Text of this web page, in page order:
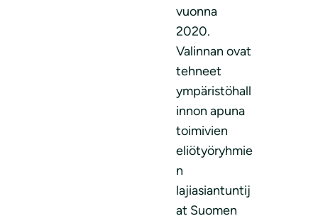
vuonna
2020.
Valinnan ovat
tehneet
ympäristöhall
innon apuna
toimivien
eliötyöryhmie
n
lajiasiantuntij
at Suomen